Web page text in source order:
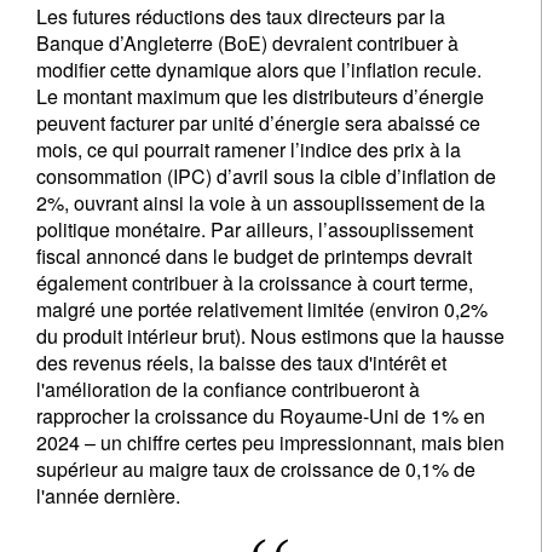
Les futures réductions des taux directeurs par la
Banque d’Angleterre (BoE) devraient contribuer à
modifier cette dynamique alors que l’inflation recule.
Le montant maximum que les distributeurs d’énergie
peuvent facturer par unité d’énergie sera abaissé ce
mois, ce qui pourrait ramener l’indice des prix à la
consommation (IPC) d’avril sous la cible d’inflation de
2%, ouvrant ainsi la voie à un assouplissement de la
politique monétaire. Par ailleurs, l’assouplissement
fiscal annoncé dans le budget de printemps devrait
également contribuer à la croissance à court terme,
malgré une portée relativement limitée (environ 0,2%
du produit intérieur brut). Nous estimons que la hausse
des revenus réels, la baisse des taux d'intérêt et
l'amélioration de la confiance contribueront à
rapprocher la croissance du Royaume-Uni de 1% en
2024 – un chiffre certes peu impressionnant, mais bien
supérieur au maigre taux de croissance de 0,1% de
l'année dernière.